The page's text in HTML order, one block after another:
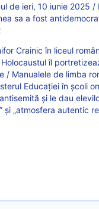
de ieri, 10 iunie 2025 /
sa a fost
Crainic în liceul
îl
/ Manualele de limba
Educației în școli
și le dau
și „atmosfera autentic